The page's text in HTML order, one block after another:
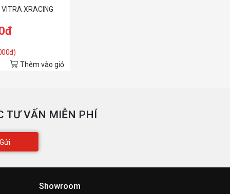
XRACING
Thêm vào giỏ
TƯ VẤN MIỄN PHÍ
Gửi
Showroom